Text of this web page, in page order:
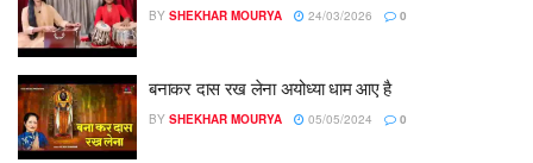
BY SHEKHAR MOURYA 24/03/2026 0
बनाकर दास रख लेना अयोध्या धाम आए है
BY SHEKHAR MOURYA 05/05/2024 0